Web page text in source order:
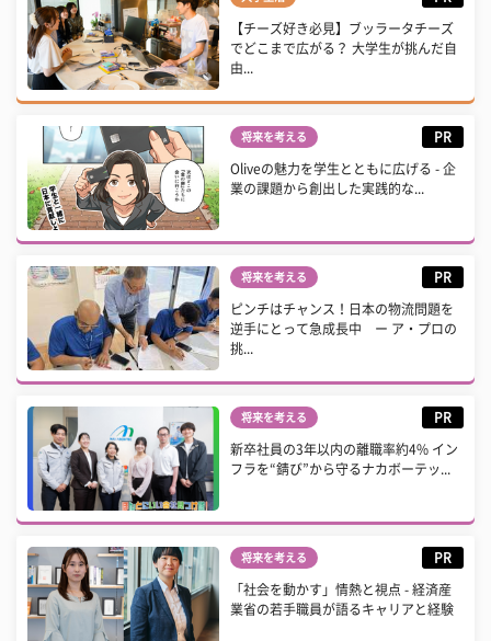
【チーズ好き必見】ブッラータチーズ
でどこまで広がる？ 大学生が挑んだ自
由...
将来を考える PR
Oliveの魅力を学生とともに広げる - 企
業の課題から創出した実践的な...
将来を考える PR
ピンチはチャンス！日本の物流問題を
逆手にとって急成長中 ー ア・プロの
挑...
将来を考える PR
新卒社員の3年以内の離職率約4% イン
フラを“錆び”から守るナカボーテッ...
将来を考える PR
「社会を動かす」情熱と視点 - 経済産
業省の若手職員が語るキャリアと経験